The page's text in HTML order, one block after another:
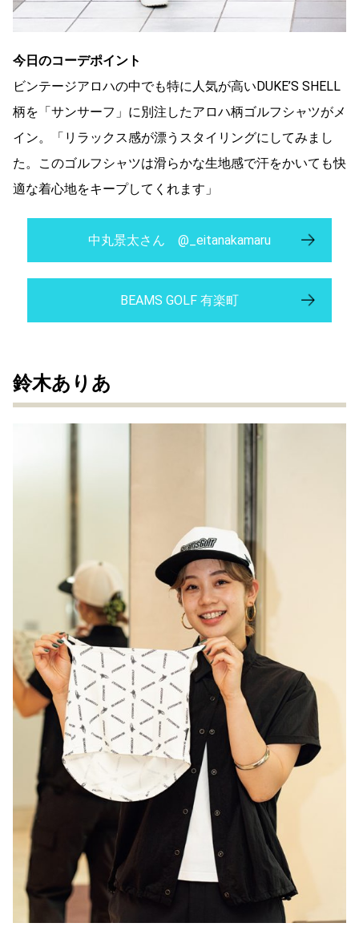
今日のコーデポイント
ビンテージアロハの中でも特に人気が高いDUKE’S SHELL
柄を「サンサーフ」に別注したアロハ柄ゴルフシャツがメ
イン。「リラックス感が漂うスタイリングにしてみまし
た。このゴルフシャツは滑らかな生地感で汗をかいても快
適な着心地をキープしてくれます」
中丸景太さん @_eitanakamaru
BEAMS GOLF 有楽町
鈴木ありあ